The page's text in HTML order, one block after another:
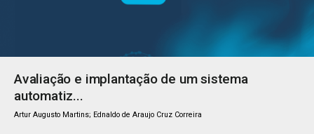
Avaliação e implantação de um sistema
automatiz...
Artur Augusto Martins; Ednaldo de Araujo Cruz Correira